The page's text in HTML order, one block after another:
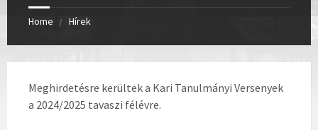
Home Hírek
Meghirdetésre kerültek a Kari Tanulmányi Versenyek
a 2024/2025 tavaszi félévre.